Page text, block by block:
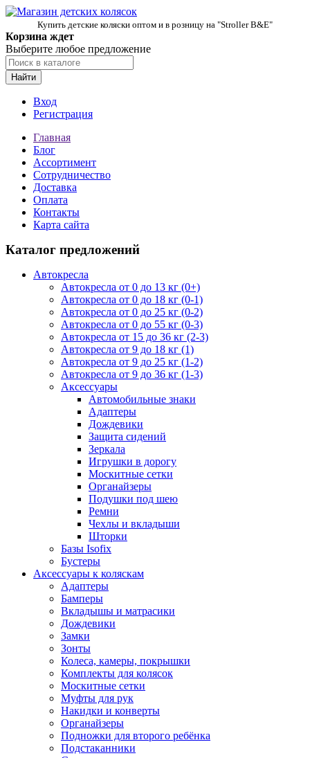
Купить детские коляски оптом и в розницу на "Stroller B&E"
Корзина ждет
Выберите любое предложение
Найти
Вход
Регистрация
Главная
Блог
Ассортимент
Сотрудничество
Доставка
Оплата
Контакты
Карта сайта
Каталог предложений
Автокресла
Автокресла от 0 до 13 кг (0+)
Автокресла от 0 до 18 кг (0-1)
Автокресла от 0 до 25 кг (0-2)
Автокресла от 0 до 55 кг (0-3)
Автокресла от 15 до 36 кг (2-3)
Автокресла от 9 до 18 кг (1)
Автокресла от 9 до 25 кг (1-2)
Автокресла от 9 до 36 кг (1-3)
Аксессуары
Автомобильные знаки
Адаптеры
Дождевики
Защита сидений
Зеркала
Игрушки в дорогу
Москитные сетки
Органайзеры
Подушки под шею
Ремни
Чехлы и вкладыши
Шторки
Базы Isofix
Бустеры
Аксессуары к коляскам
Адаптеры
Бамперы
Вкладышы и матрасики
Дождевики
Замки
Зонты
Колеса, камеры, покрышки
Комплекты для колясок
Москитные сетки
Муфты для рук
Накидки и конверты
Органайзеры
Подножки для второго ребёнка
Подстаканники